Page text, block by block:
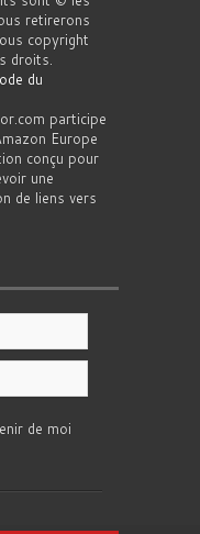
retirerons
copyright
droits.
du
participe
Europe
conçu pour
une
de liens vers
de moi